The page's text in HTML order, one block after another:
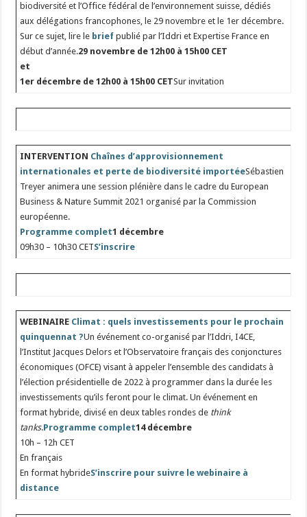
biodiversité et l’Office fédéral de l’environnement suisse, dédiés
aux délégations francophones, le 29 novembre et le 1er décembre.
Sur ce sujet, lire le brief publié par l’Iddri et Expertise France en
début d’année.29 novembre de 12h00 à 15h00 CET
et
1er décembre de 12h00 à 15h00 CETSur invitation
INTERVENTION Chaînes d’approvisionnement
internationales et perte de biodiversité importéeSébastien
Treyer animera une session plénière dans le cadre du European
Business & Nature Summit 2021 organisé par la Commission
européenne.
Programme complet1 décembre
09h30 – 10h30 CETS’inscrire
WEBINAIRE Climat : quels investissements pour le prochain
quinquennat ?Un événement co-organisé par l’Iddri, I4CE,
l’Institut Jacques Delors et l’Observatoire français des conjonctures
économiques (OFCE) visant à appeler l’ensemble des candidats à
l’élection présidentielle de 2022 à programmer dans la durée les
investissements qu’ils feront pour le climat. Un événement en
format hybride, divisé en deux tables rondes de think
tanks.Programme complet14 décembre
10h – 12h CET
En français
En format hybrideS’inscrire pour suivre le webinaire à
distance